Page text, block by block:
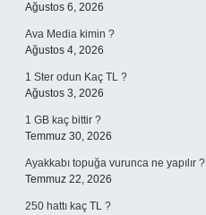
Ağustos 6, 2026
Ava Media kimin ?
Ağustos 4, 2026
1 Ster odun Kaç TL ?
Ağustos 3, 2026
1 GB kaç bittir ?
Temmuz 30, 2026
Ayakkabı topuğa vurunca ne yapılır ?
Temmuz 22, 2026
250 hattı kaç TL ?